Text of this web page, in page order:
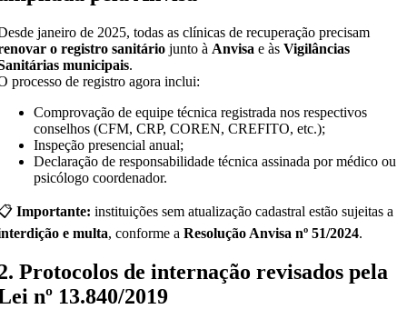
janeiro de 2025, todas as clínicas de recuperação precisam
o registro sanitário junto à Anvisa e àsVigilâncias
municipais.
processo de registro agora inclui:
Comprovação de equipe técnica registrada nos respectivos
conselhos (CFM, CRP, COREN, CREFITO, etc.);
Inspeção presencial anual;
Declaração de responsabilidade técnica assinada por médico ou
psicólogo coordenador.
Importante: instituições sem atualização cadastral estão sujeitas a
e multa, conforme aResolução Anvisa nº 51/2024.
Protocolos de internação revisados pela
nº 13.840/2019